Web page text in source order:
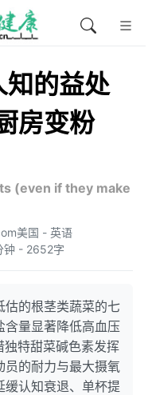
的益处
房变粉
(even if they make
美国 - 英语
- 2652字
估的根茎类蔬菜的七
含量显著降低高血压
特甜菜碱色素发挥
员的耐力与最大摄氧
缓认知衰退、单杯提